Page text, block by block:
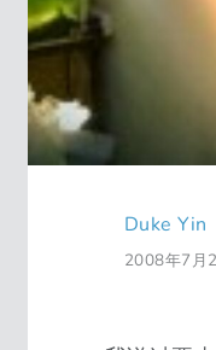
Duke Yin
2008年7月